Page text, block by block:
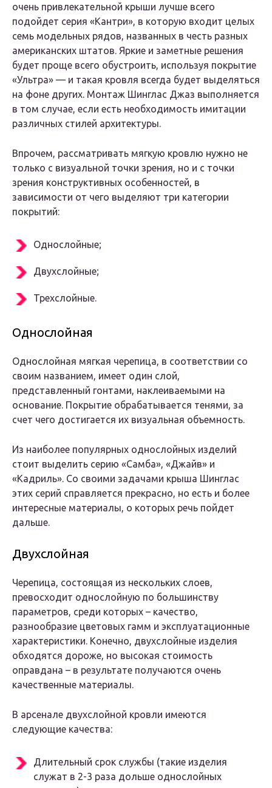
очень привлекательной крыши лучше всего
подойдет серия «Кантри», в которую входит целых
семь модельных рядов, названных в честь разных
американских штатов. Яркие и заметные решения
будет проще всего обустроить, используя покрытие
«Ультра» — и такая кровля всегда будет выделяться
на фоне других. Монтаж Шинглас Джаз выполняется
в том случае, если есть необходимость имитации
различных стилей архитектуры.
Впрочем, рассматривать мягкую кровлю нужно не
только с визуальной точки зрения, но и с точки
зрения конструктивных особенностей, в
зависимости от чего выделяют три категории
покрытий:
Однослойные;
Двухслойные;
Трехслойные.
Однослойная
Однослойная мягкая черепица, в соответствии со
своим названием, имеет один слой,
представленный гонтами, наклеиваемыми на
основание. Покрытие обрабатывается тенями, за
счет чего достигается их визуальная объемность.
Из наиболее популярных однослойных изделий
стоит выделить серию «Самба», «Джайв» и
«Кадриль». Со своими задачами крыша Шинглас
этих серий справляется прекрасно, но есть и более
интересные материалы, о которых речь пойдет
дальше.
Двухслойная
Черепица, состоящая из нескольких слоев,
превосходит однослойную по большинству
параметров, среди которых – качество,
разнообразие цветовых гамм и эксплуатационные
характеристики. Конечно, двухслойные изделия
обходятся дороже, но высокая стоимость
оправдана – в результате получаются очень
качественные материалы.
В арсенале двухслойной кровли имеются
следующие качества:
Длительный срок службы (такие изделия
служат в 2-3 раза дольше однослойных